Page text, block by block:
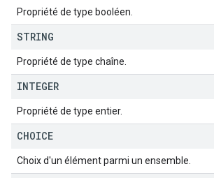
Propriété de type booléen.
STRING
Propriété de type chaîne.
INTEGER
Propriété de type entier.
CHOICE
Choix d'un élément parmi un ensemble.